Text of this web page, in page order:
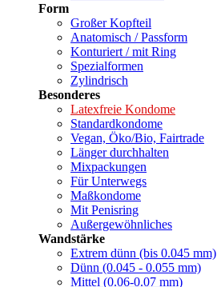
Form
Großer Kopfteil
Anatomisch / Passform
Konturiert / mit Ring
Spezialformen
Zylindrisch
Besonderes
Latexfreie Kondome
Standardkondome
Vegan, Öko/Bio, Fairtrade
Länger durchhalten
Mixpackungen
Für Unterwegs
Maßkondome
Mit Penisring
Außergewöhnliches
Wandstärke
Extrem dünn (bis 0.045 mm)
Dünn (0.045 - 0.055 mm)
Mittel (0.06-0.07 mm)